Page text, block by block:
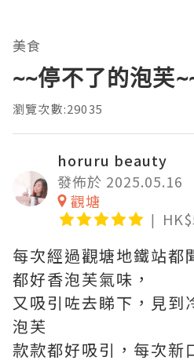
美食
~~停不了的泡芙
瀏覽次數:29035
horuru beauty
發佈於 2025.05.16
觀塘
每次經過觀塘地鐵站都
都好香泡芙氣味，
又吸引咗去睇下，見到
泡芙
款款都好吸引，每次新